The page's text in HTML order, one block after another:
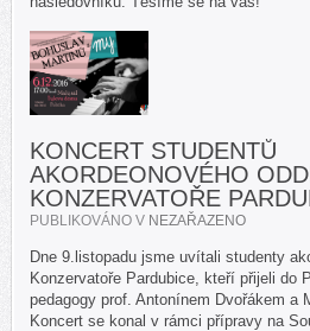
KONCERT STUDENTŮ
AKORDEONOVÉHO
KONZERVATOŘE
PUBLIKOVÁNO V NEZAŘAZENO
Dne 9.listopadu jsme uvítali studenty
Konzervatoře Pardubice, kteří přijeli do
pedagogy prof. Antonínem Dvořákem a
Koncert se konal v rámci přípravy na